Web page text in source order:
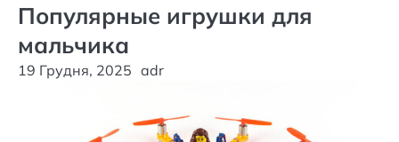
Популярные игрушки для
мальчика
19 Грудня, 2025 adr